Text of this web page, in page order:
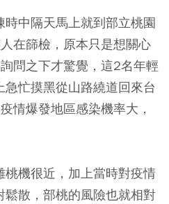
中隔天馬上就到部立桃園
在篩檢，原本只是想關心
問之下才驚覺，這2名年輕
急忙摸黑從山路繞道回來台
情爆發地區感染機率大，
機很近，加上當時對疫情
散，部桃的風險也就相對